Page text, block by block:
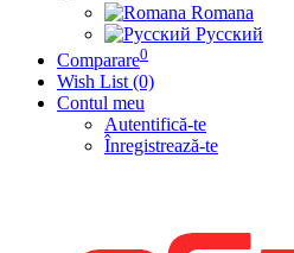
Romana
Русский
Comparare0
Wish List (0)
Contul meu
Autentifică-te
Înregistrează-te